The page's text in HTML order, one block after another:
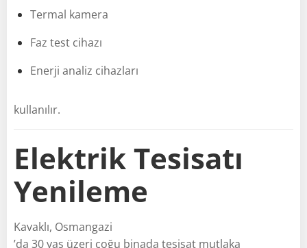
Termal kamera
Faz test cihazı
Enerji analiz cihazları
kullanılır.
Elektrik Tesisatı
Yenileme
Kavaklı, Osmangazi
’da 30 yaş üzeri çoğu binada tesisat mutlaka